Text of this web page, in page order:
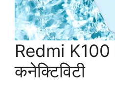
Redmi
कनेक्टिविटी